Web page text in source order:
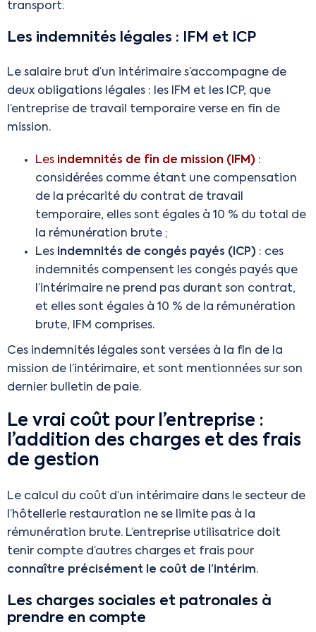
transport.
Les indemnités légales : IFM et ICP
Le salaire brut d’un intérimaire s’accompagne de
deux obligations légales : les IFM et les ICP, que
l’entreprise de travail temporaire verse en fin de
mission.
Les indemnités de fin de mission (IFM) :
considérées comme étant une compensation
de la précarité du contrat de travail
temporaire, elles sont égales à 10 % du total de
la rémunération brute ;
Les indemnités de congés payés (ICP) : ces
indemnités compensent les congés payés que
l’intérimaire ne prend pas durant son contrat,
et elles sont égales à 10 % de la rémunération
brute, IFM comprises.
Ces indemnités légales sont versées à la fin de la
mission de l’intérimaire, et sont mentionnées sur son
dernier bulletin de paie.
Le vrai coût pour l’entreprise :
l’addition des charges et des frais
de gestion
Le calcul du coût d’un intérimaire dans le secteur de
l’hôtellerie restauration ne se limite pas à la
rémunération brute. L’entreprise utilisatrice doit
tenir compte d’autres charges et frais pour
connaître précisément le coût de l’intérim.
Les charges sociales et patronales à
prendre en compte